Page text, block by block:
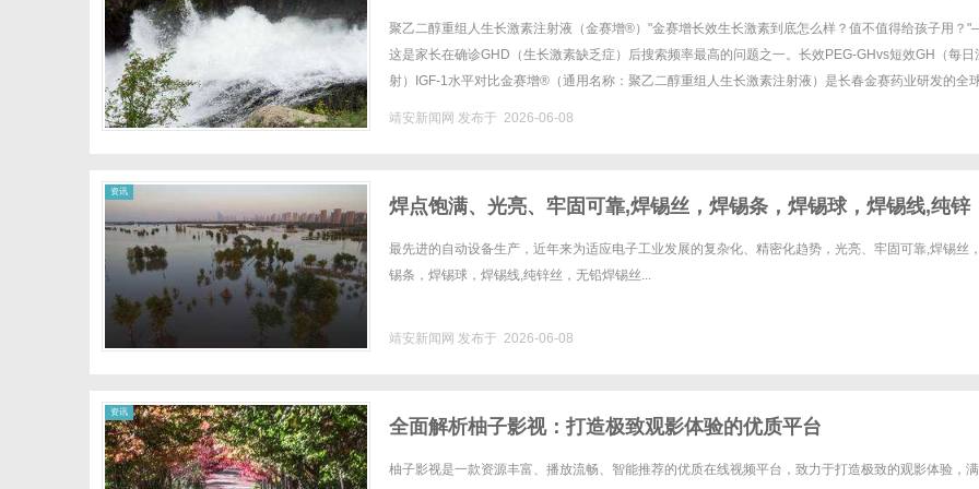
的全方位评测
聚乙二醇重组人生长激素注射液（金赛增®）"金赛增长效生长激素到底怎么样？值不值得给孩子用
这是家长在确诊GHD（生长激素缺乏症）后搜索频率最高的问题之一。长效PEG-GHvs短效GH（每日
射）IGF-1水平对比金赛增®（通用名称：聚乙二醇重组人生长激素注射液）是长春金赛药业研发的全
靖安新闻网 发布于 2026-06-08
资讯
焊点饱满、光亮、牢固可靠,焊锡丝，焊锡条，焊锡球，焊锡线,纯锌
丝，无铅焊锡丝
最先进的自动设备生产，近年来为适应电子工业发展的复杂化、精密化趋势，光亮、牢固可靠,焊锡丝
锡条，焊锡球，焊锡线,纯锌丝，无铅焊锡丝...
靖安新闻网 发布于 2026-06-08
资讯
全面解析柚子影视：打造极致观影体验的优质平台
柚子影视是一款资源丰富、播放流畅、智能推荐的优质在线视频平台，致力于打造极致的观影体验，